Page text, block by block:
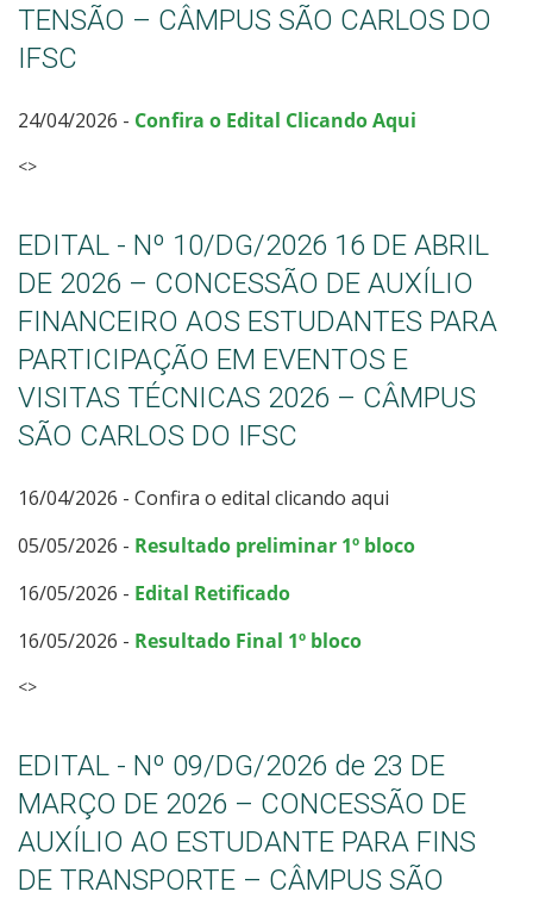
TENSÃO – CÂMPUS SÃO CARLOS DO
IFSC
24/04/2026 - Confira o Edital Clicando Aqui
<>
EDITAL - Nº 10/DG/2026 16 DE ABRIL
DE 2026 – CONCESSÃO DE AUXÍLIO
FINANCEIRO AOS ESTUDANTES PARA
PARTICIPAÇÃO EM EVENTOS E
VISITAS TÉCNICAS 2026 – CÂMPUS
SÃO CARLOS DO IFSC
16/04/2026 - Confira o edital clicando aqui
05/05/2026 - Resultado preliminar 1º bloco
16/05/2026 - Edital Retificado
16/05/2026 - Resultado Final 1º bloco
<>
EDITAL - Nº 09/DG/2026 de 23 DE
MARÇO DE 2026 – CONCESSÃO DE
AUXÍLIO AO ESTUDANTE PARA FINS
DE TRANSPORTE – CÂMPUS SÃO